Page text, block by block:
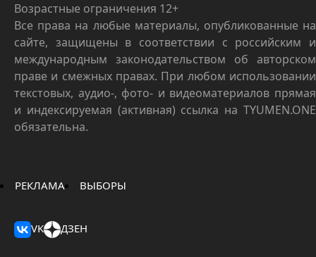
Возрастные ограничения 12+
Все права на любые материалы, опубликованные на
сайте, защищены в соответствии с российским и
международным законодательством об авторском
праве и смежных правах. При любом использовании
текстовых, аудио-, фото- и видеоматериалов прямая
и индексируемая (активная) ссылка на TYUMEN.ONE
обязательна.
РЕКЛАМА ВЫБОРЫ
VK ДЗЕН